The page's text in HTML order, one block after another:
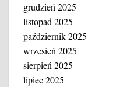
grudzień 2025
listopad 2025
październik 2025
wrzesień 2025
sierpień 2025
lipiec 2025